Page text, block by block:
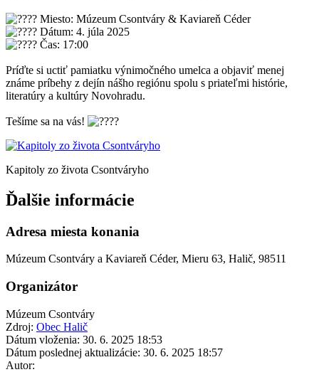
Miesto: Múzeum Csontváry & Kaviareň Céder
Dátum: 4. júla 2025
Čas: 17:00
Príďte si uctiť pamiatku výnimočného umelca a objaviť menej
známe príbehy z dejín nášho regiónu spolu s priateľmi histórie,
literatúry a kultúry Novohradu.
Tešíme sa na vás!
Kapitoly zo života Csontváryho
Ďalšie informácie
Adresa miesta konania
Múzeum Csontváry a Kaviareň Céder, Mieru 63, Halič, 98511
Organizátor
Múzeum Csontváry
Zdroj: Obec Halič
Dátum vloženia: 30. 6. 2025 18:53
Dátum poslednej aktualizácie: 30. 6. 2025 18:57
Autor: